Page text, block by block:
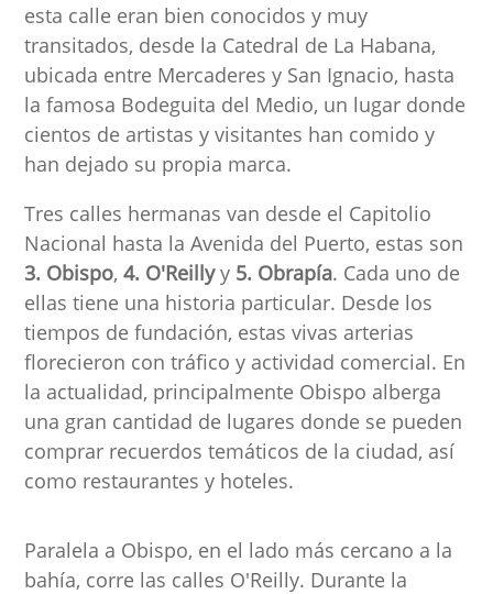
esta calle eran bien conocidos y muy
transitados, desde la Catedral de La Habana,
ubicada entre Mercaderes y San Ignacio, hasta
la famosa Bodeguita del Medio, un lugar donde
cientos de artistas y visitantes han comido y
han dejado su propia marca.
Tres calles hermanas van desde el Capitolio
Nacional hasta la Avenida del Puerto, estas son
3. Obispo,4. O'Reillyy 5. Obrapía. Cada uno de
ellas tiene una historia particular. Desde los
tiempos de fundación, estas vivas arterias
florecieron con tráfico y actividad comercial. En
la actualidad, principalmente Obispo alberga
una gran cantidad de lugares donde se pueden
comprar recuerdos temáticos de la ciudad, así
como restaurantes y hoteles.
Paralela a Obispo, en el lado más cercano a la
bahía, corre las calles O'Reilly. Durante la